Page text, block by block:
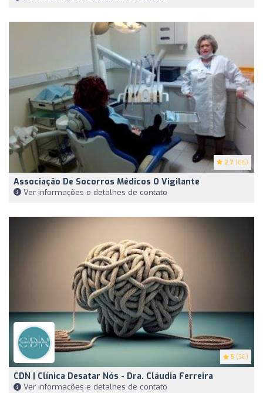
2.7 (66)
Associação De Socorros Médicos O Vigilante
Ver informações e detalhes de contato
5 (36)
CDN | Clínica Desatar Nós - Dra. Cláudia Ferreira
Ver informações e detalhes de contato